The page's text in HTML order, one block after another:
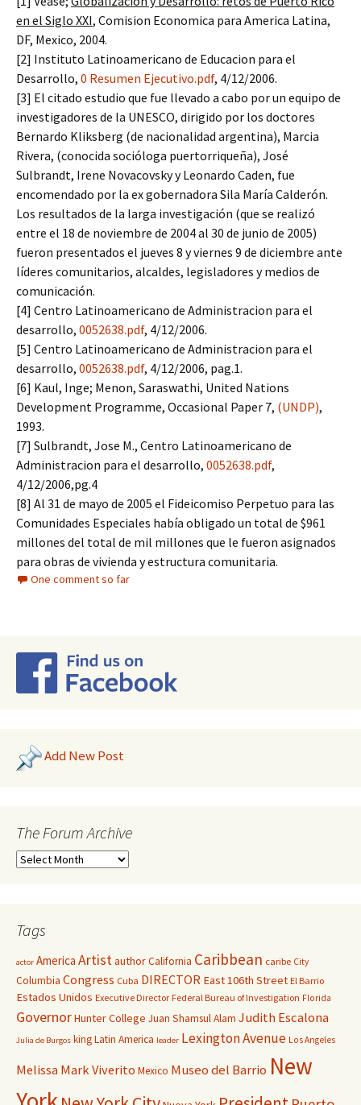
en el Siglo XXI, Comision Economica para America Latina,
DF, Mexico, 2004.
[2] Instituto Latinoamericano de Educacion para el
Desarrollo, 0 Resumen Ejecutivo.pdf, 4/12/2006.
[3] El citado estudio que fue llevado a cabo por un equipo de
investigadores de la UNESCO, dirigido por los doctores
Bernardo Kliksberg (de nacionalidad argentina), Marcia
Rivera, (conocida socióloga puertorriqueña), José
Sulbrandt, Irene Novacovsky y Leonardo Caden, fue
encomendado por la ex gobernadora Sila María Calderón.
Los resultados de la larga investigación (que se realizó
entre el 18 de noviembre de 2004 al 30 de junio de 2005)
fueron presentados el jueves 8 y viernes 9 de diciembre ante
líderes comunitarios, alcaldes, legisladores y medios de
comunicación.
[4] Centro Latinoamericano de Administracion para el
desarrollo, 0052638.pdf, 4/12/2006.
[5] Centro Latinoamericano de Administracion para el
desarrollo, 0052638.pdf, 4/12/2006, pag.1.
[6] Kaul, Inge; Menon, Saraswathi, United Nations
Development Programme, Occasional Paper 7, (UNDP),
1993.
[7] Sulbrandt, Jose M., Centro Latinoamericano de
Administracion para el desarrollo, 0052638.pdf,
4/12/2006,pg.4
[8] Al 31 de mayo de 2005 el Fideicomiso Perpetuo para las
Comunidades Especiales había obligado un total de $961
millones del total de mil millones que le fueron asignados
para obras de vivienda y estructura comunitaria.
One comment so far
Add New Post
The Forum Archive
Tags
actor America ArtistauthorCalifornia Caribbean caribe City
Columbia Congress Cuba DIRECTOR East 106th Street El Barrio
Estados Unidos Executive Director Federal Bureau of Investigation Florida
GovernorHunter College Juan Shamsul Alam Judith Escalona
Julia de Burgos kingLatin America leader Lexington Avenue Los Angeles
Melissa Mark Viverito Mexico Museo del Barrio New